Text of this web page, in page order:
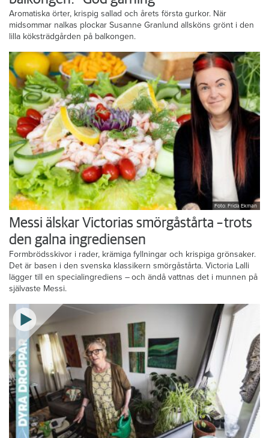
Aromatiska örter, krispig sallad och årets första gurkor. När
midsommar nalkas plockar Susanne Granlund allsköns grönt i den
lilla köksträdgården på balkongen.
Foto: Frida Ekman
Messi älskar Victorias smörgåstårta – trots
den galna ingrediensen
Formbrödsskivor i rader, krämiga fyllningar och krispiga grönsaker.
Det är basen i den svenska klassikern smörgåstårta. Victoria Lalli
lägger till en specialingrediens – och ändå vattnas det i munnen på
självaste Messi.